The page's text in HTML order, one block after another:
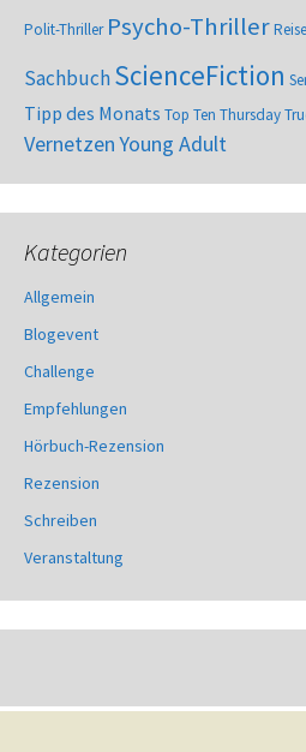
Polit-Thriller Psycho-ThrillerReise
SachbuchScienceFiction
Tipp des Monats Top Ten Thursday
VernetzenYoung Adult
Kategorien
Allgemein
Blogevent
Challenge
Empfehlungen
Hörbuch-Rezension
Rezension
Schreiben
Veranstaltung